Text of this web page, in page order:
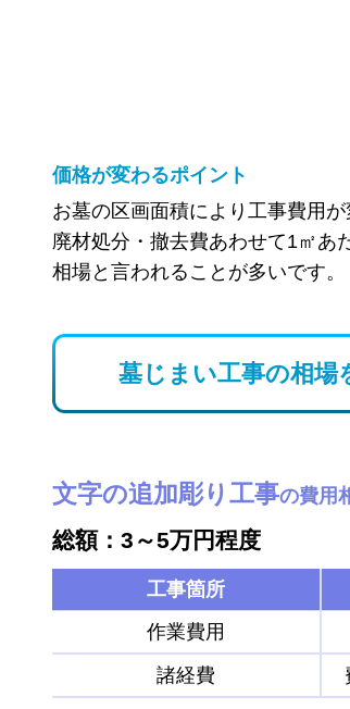
価格が変わるポイント
お墓の区画面積により工事費用
廃材処分・撤去費あわせて1㎡あ
相場と言われることが多いです。
墓じまい工事の相場
文字の追加彫り工事の費用
総額：3～5万円程度
工事箇所
作業費用
諸経費